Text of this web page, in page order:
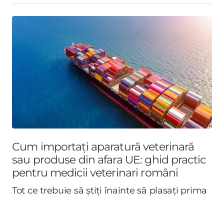
Cum importați aparatură veterinară
sau produse din afara UE: ghid practic
pentru medicii veterinari români
Tot ce trebuie să știți înainte să plasați prima